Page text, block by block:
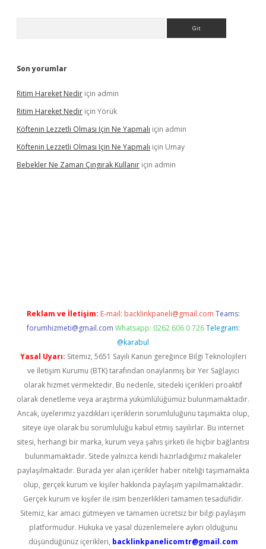
Son yorumlar
Ritim Hareket Nedir için admin
Ritim Hareket Nedir için Yörük
Köftenin Lezzetli Olması Için Ne Yapmalı için admin
Köftenin Lezzetli Olması Için Ne Yapmalı için Umay
Bebekler Ne Zaman Çıngırak Kullanır için admin
Reklam ve İletişim: E-mail: backlinkpaneli@gmail.com Teams:
forumhizmeti@gmail.com Whatsapp: 0262 606 0 726 Telegram:
@karabul
Yasal Uyarı: Sitemiz, 5651 Sayılı Kanun gereğince Bilgi Teknolojileri
ve İletişim Kurumu (BTK) tarafından onaylanmış bir Yer Sağlayıcı
olarak hizmet vermektedir. Bu nedenle, sitedeki içerikleri proaktif
olarak denetleme veya araştırma yükümlülüğümüz bulunmamaktadır.
Ancak, üyelerimiz yazdıkları içeriklerin sorumluluğunu taşımakta olup,
siteye üye olarak bu sorumluluğu kabul etmiş sayılırlar. Bu internet
sitesi, herhangi bir marka, kurum veya şahıs şirketi ile hiçbir bağlantısı
bulunmamaktadır. Sitede yalnızca kendi hazırladığımız makaleler
paylaşılmaktadır. Burada yer alan içerikler haber niteliği taşımamakta
olup, gerçek kurum ve kişiler hakkında paylaşım yapılmamaktadır.
Gerçek kurum ve kişiler ile isim benzerlikleri tamamen tesadüfidir.
Sitemiz, kar amacı gütmeyen ve tamamen ücretsiz bir bilgi paylaşım
platformudur. Hukuka ve yasal düzenlemelere aykırı olduğunu
düşündüğünüz içerikleri, backlinkpanelicomtr@gmail.com